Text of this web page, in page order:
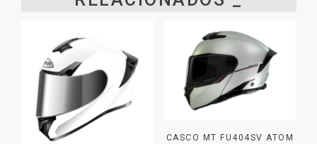
CASCO MT FU404SV ATOM